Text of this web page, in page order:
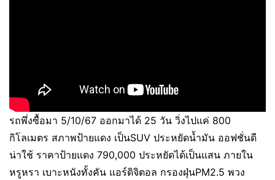
รถพึ่งซื้อมา 5/10/67 ออกมาได้ 25 วัน วิ่งไปแค่ 800
กิโลเมตร สภาพป้ายแดง เป็นSUV ประหยัดน้ำมัน ออฟชั่นดี
น่าใช้ ราคาป้ายแดง 790,000 ประหยัดได้เป็นแสน ภายใน
หรูหรา เบาะหนังทั้งคัน แอร์ดิจิตอล กรองฝุ่นPM2.5 พวง